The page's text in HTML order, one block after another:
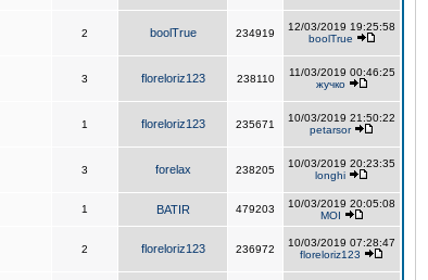
2 boolTrue 234919
12/03/2019 19:25:58
boolTrue
3 floreloriz123 238110
11/03/2019 00:46:25
жучко
1 floreloriz123 235671
10/03/2019 21:50:22
petarsor
3 forelax 238205
10/03/2019 20:23:35
longhi
1 BATIR 479203
10/03/2019 20:05:08
MOI
2 floreloriz123 236972
10/03/2019 07:28:47
floreloriz123